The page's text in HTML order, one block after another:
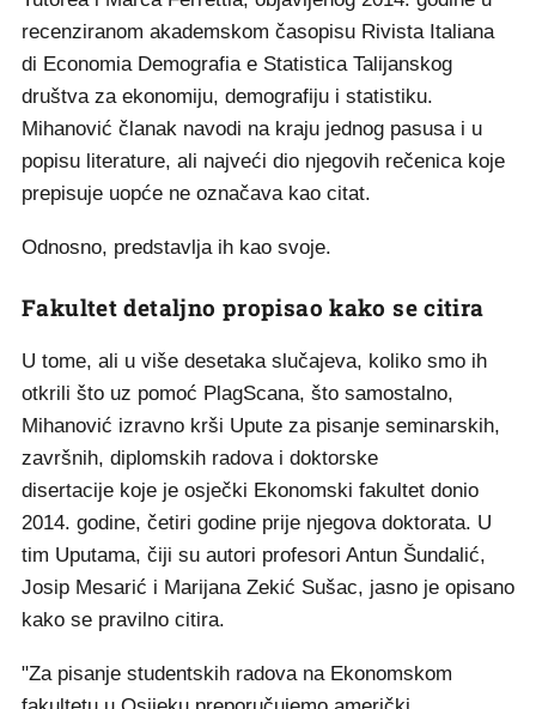
recenziranom akademskom časopisu Rivista Italiana
di Economia Demografia e Statistica Talijanskog
društva za ekonomiju, demografiju i statistiku.
Mihanović članak navodi na kraju jednog pasusa i u
popisu literature, ali najveći dio njegovih rečenica koje
prepisuje uopće ne označava kao citat.
Odnosno, predstavlja ih kao svoje.
Fakultet detaljno propisao kako se citira
U tome, ali u više desetaka slučajeva, koliko smo ih
otkrili što uz pomoć PlagScana, što samostalno,
Mihanović izravno krši Upute za pisanje seminarskih,
završnih, diplomskih radova i doktorske
disertacije koje je osječki Ekonomski fakultet donio
2014. godine, četiri godine prije njegova doktorata. U
tim Uputama, čiji su autori profesori Antun Šundalić,
Josip Mesarić i Marijana Zekić Sušac, jasno je opisano
kako se pravilno citira.
"Za pisanje studentskih radova na Ekonomskom